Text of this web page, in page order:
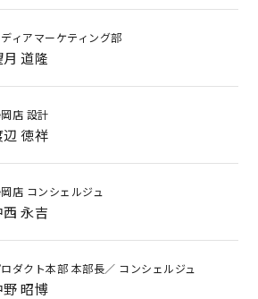
ジオ nattoku リノベ
土地情報
ディアマーケティング部
月 道隆
店 設計
辺 徳祥
店 コンシェルジュ
西 永吉
ダクト本部 本部長／ コンシェルジュ
野 昭博